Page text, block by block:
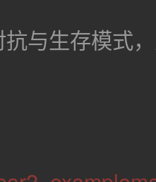
与生存模式